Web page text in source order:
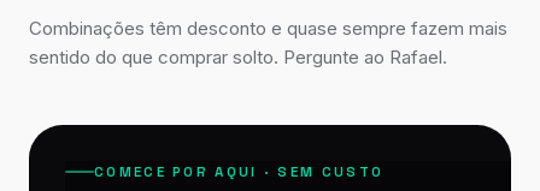
Combinações têm desconto e quase sempre fazem mais
sentido do que comprar solto. Pergunte ao Rafael.
COMECE POR AQUI · SEM CUSTO